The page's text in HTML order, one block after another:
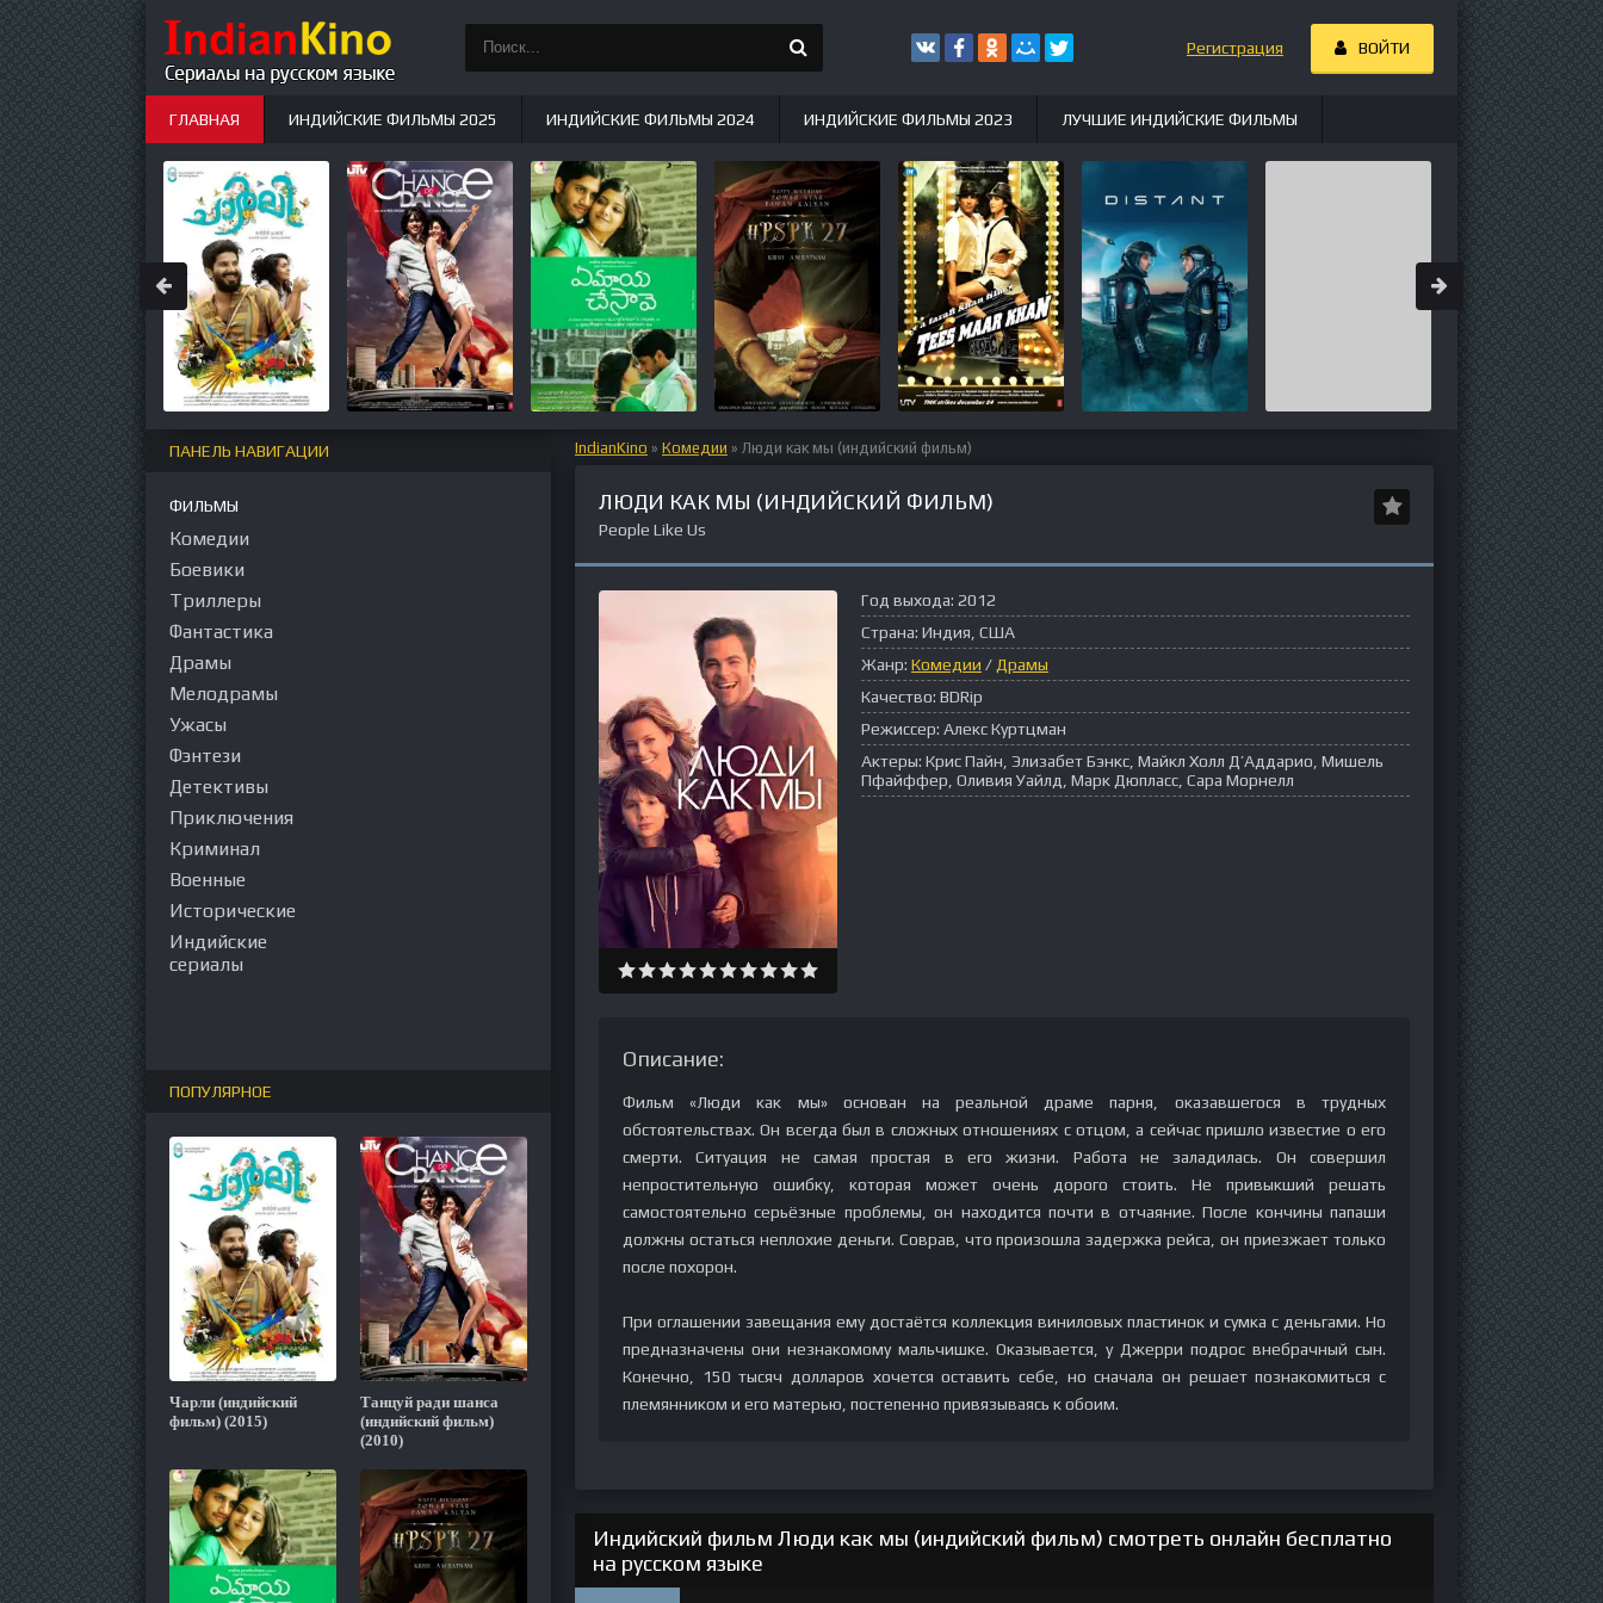
IndianKino » Комедии » Люди как мы (индийский фильм)
ЛЮДИ КАК МЫ (ИНДИЙСКИЙ ФИЛЬМ)
People Like Us
Год выхода: 2012
Страна: Индия, США
Жанр: Комедии / Драмы
Качество: BDRip
Режиссер: Алекс Куртцман
Актеры: Крис Пайн, Элизабет Бэнкс, Майкл Холл Д’Аддарио, Мишель
Пфайффер, Оливия Уайлд, Марк Дюпласс, Сара Морнелл
Описание:
Фильм «Люди как мы» основан на реальной драме парня, оказавшегося в трудных
обстоятельствах. Он всегда был в сложных отношениях с отцом, а сейчас пришло известие о его
смерти. Ситуация не самая простая в его жизни. Работа не заладилась. Он совершил
непростительную ошибку, которая может очень дорого стоить. Не привыкший решать
самостоятельно серьёзные проблемы, он находится почти в отчаяние. После кончины папаши
должны остаться неплохие деньги. Соврав, что произошла задержка рейса, он приезжает только
после похорон.
При оглашении завещания ему достаётся коллекция виниловых пластинок и сумка с деньгами. Но
предназначены они незнакомому мальчишке. Оказывается, у Джерри подрос внебрачный сын.
Конечно, 150 тысяч долларов хочется оставить себе, но сначала он решает познакомиться с
племянником и его матерью, постепенно привязываясь к обоим.
Индийский фильм Люди как мы (индийский фильм) смотреть онлайн бесплатно
на русском языке
ПАНЕЛЬ НАВИГАЦИИ
ФИЛЬМЫ
Комедии
Боевики
Триллеры
Фантастика
Драмы
Мелодрамы
Ужасы
Фэнтези
Детективы
Приключения
Криминал
Военные
Исторические
Индийские
сериалы
ПОПУЛЯРНОЕ
Чарли (индийский
фильм) (2015)
Танцуй ради шанса
(индийский фильм)
(2010)
Регистрация ВОЙТИ
ГЛАВНАЯ ИНДИЙСКИЕ ФИЛЬМЫ 2025 ИНДИЙСКИЕ ФИЛЬМЫ 2024 ИНДИЙСКИЕ ФИЛЬМЫ 2023 ЛУЧШИЕ ИНДИЙСКИЕ ФИЛЬМЫ
ИНДИЙСКИЕ СЕРИАЛЫ НОВЫЕ